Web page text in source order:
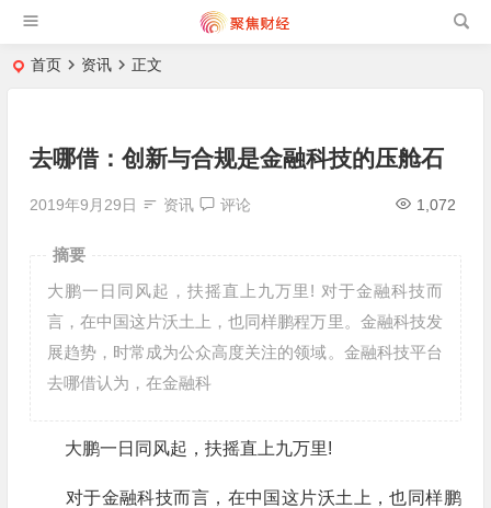
首页 资讯 正文
去哪借：创新与合规是金融科技的压舱石
2019年9月29日 资讯 评论 1,072
摘要
大鹏一日同风起，扶摇直上九万里! 对于金融科技而
言，在中国这片沃土上，也同样鹏程万里。金融科技发
展趋势，时常成为公众高度关注的领域。金融科技平台
去哪借认为，在金融科
大鹏一日同风起，扶摇直上九万里!
对于金融科技而言，在中国这片沃土上，也同样鹏